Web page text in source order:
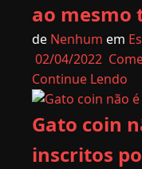
ao mesmo
de Nenhum em
02/04/2022
Continue Lendo
Gato coin
inscritos